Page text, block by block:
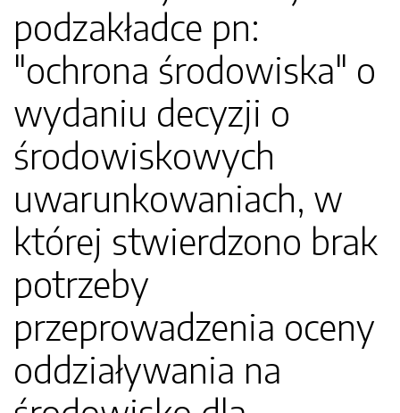
podzakładce pn:
"ochrona środowiska" o
wydaniu decyzji o
środowiskowych
uwarunkowaniach, w
której stwierdzono brak
potrzeby
przeprowadzenia oceny
oddziaływania na